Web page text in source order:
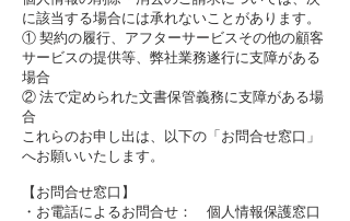
に該当する場合には承れないことがあります。
① 契約の履行、アフターサービスその他の顧客
サービスの提供等、弊社業務遂行に支障がある
場合
② 法で定められた文書保管義務に支障がある場
合
これらのお申し出は、以下の「お問合せ窓口」
へお願いいたします。
【お問合せ窓口】
・お電話によるお問合せ： 個人情報保護窓口